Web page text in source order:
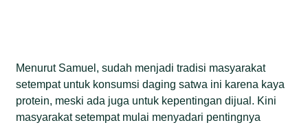
Menurut Samuel, sudah menjadi tradisi masyarakat
setempat untuk konsumsi daging satwa ini karena kaya
protein, meski ada juga untuk kepentingan dijual. Kini
masyarakat setempat mulai menyadari pentingnya